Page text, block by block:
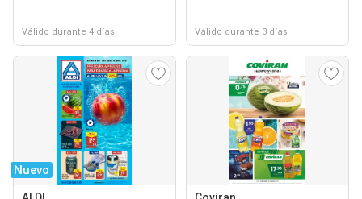
Válido durante 4 días Válido durante 3 días
Nuevo